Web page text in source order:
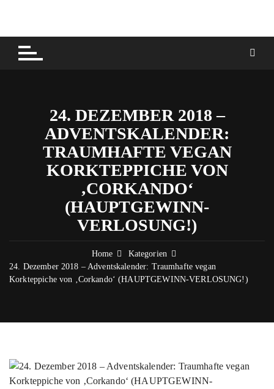
content
24. DEZEMBER 2018 –
ADVENTSKALENDER:
TRAUMHAFTE VEGAN
KORKTEPPICHE VON
‚CORKANDO‘
(HAUPTGEWINN-
VERLOSUNG!)
Home
Kategorien
24. Dezember 2018 – Adventskalender: Traumhafte vegan
Korkteppiche von ‚Corkando‘ (HAUPTGEWINN-VERLOSUNG!)